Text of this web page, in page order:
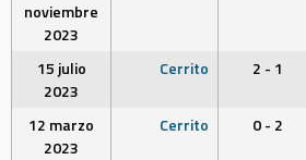
noviembre
2023
15 julio
2023
Cerrito 2 - 1
12 marzo
2023
Cerrito 0 - 2